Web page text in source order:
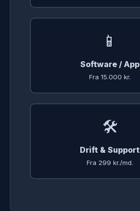
📱
Software / App
Fra 15.000 kr.
🛠️
Drift & Support
Fra 299 kr./md.